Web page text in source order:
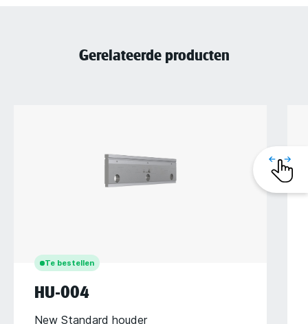
Gerelateerde producten
Te bestellen
HU-004
New Standard houder